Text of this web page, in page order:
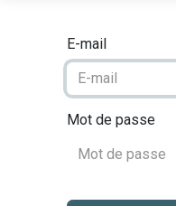
E-mail
Mot de passe